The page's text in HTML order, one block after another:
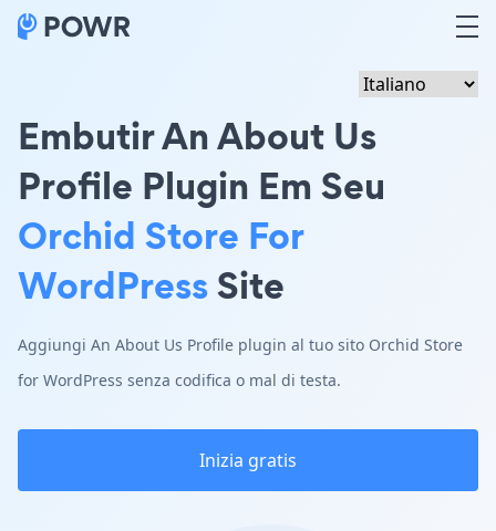
Embutir An About Us
Profile Plugin Em Seu
Orchid Store For
WordPressSite
Aggiungi An About Us Profile plugin al tuo sito Orchid Store
for WordPress senza codifica o mal di testa.
Inizia gratis